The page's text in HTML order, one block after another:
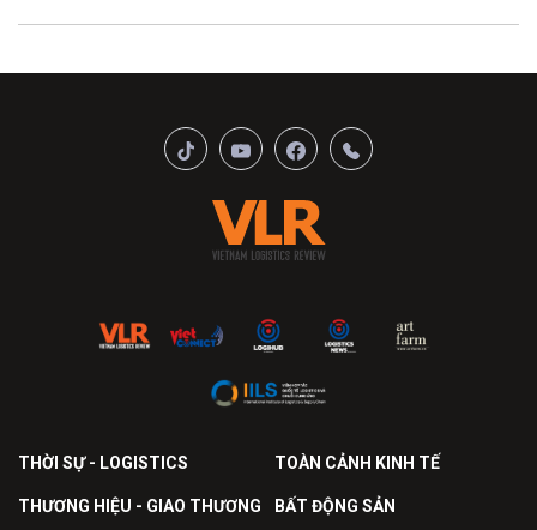
THỜI SỰ - LOGISTICS TOÀN CẢNH KINH TẾ
THƯƠNG HIỆU - GIAO THƯƠNG BẤT ĐỘNG SẢN